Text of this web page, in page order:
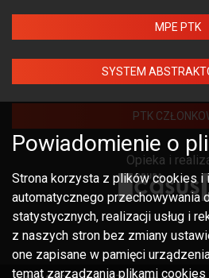
MPE PTK
SYSTEM
PTK
Opieka i
Powiadomienie o
Strona korzysta z plików cookies i
automatycznego przechowywania
statystycznych, realizacji usług i
z naszych stron bez zmiany
one zapisane w pamięci
temat zarządzania plikami